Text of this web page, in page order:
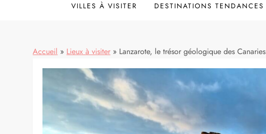
VILLES À VISITER DESTINATIONS TENDANCES
Accueil » Lieux à visiter » Lanzarote, le trésor géologique des Canaries